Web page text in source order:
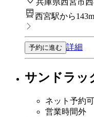
兵庫県西宮市
西宮駅から143m
予約に進む 詳細
サンドラッ
ネット予約可
営業時間外